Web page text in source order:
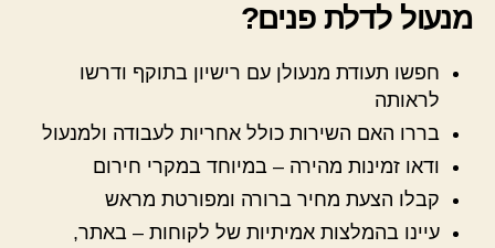
מנעול לדלת פנים?
חפשו תעודת מנעולן עם רישיון בתוקף ודרשו
לראותה
בררו האם השירות כולל אחריות לעבודה ולמנעול
ודאו זמינות מהירה – במיוחד במקרי חירום
קבלו הצעת מחיר ברורה ומפורטת מראש
עיינו בהמלצות אמיתיות של לקוחות – באתר,